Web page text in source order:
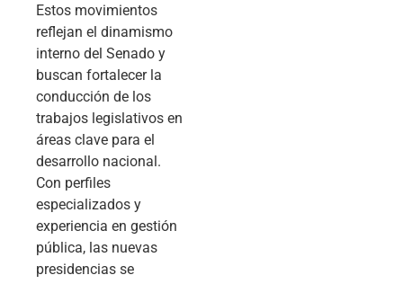
Estos movimientos
reflejan el dinamismo
interno del Senado y
buscan fortalecer la
conducción de los
trabajos legislativos en
áreas clave para el
desarrollo nacional.
Con perfiles
especializados y
experiencia en gestión
pública, las nuevas
presidencias se